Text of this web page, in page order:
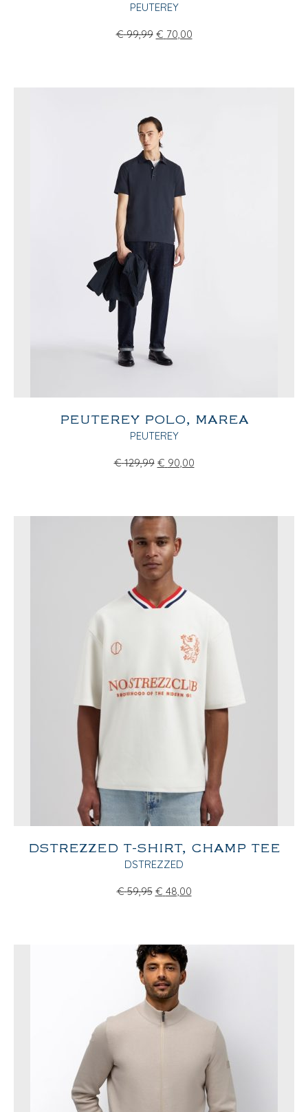
PEUTEREY
€ 99,99 € 70,00
PEUTEREY POLO, MAREA
PEUTEREY
€ 129,99 € 90,00
DSTREZZED T-SHIRT, CHAMP TEE
DSTREZZED
€ 59,95 € 48,00